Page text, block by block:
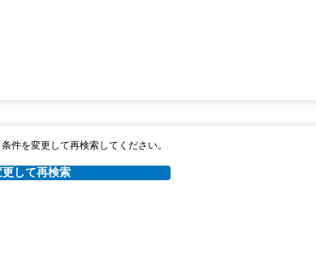
件を変更して再検索してください。
して再検索